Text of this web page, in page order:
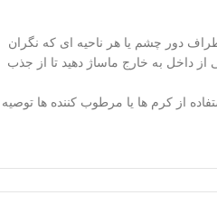
دور چشم یا هر ناحیه ای که نگران
از داخل به خارج ماساژ دهید تا از جذب
از کرم ها یا مرطوب کننده ها توصیه